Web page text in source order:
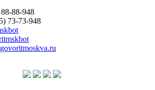
88-948
73-73-948